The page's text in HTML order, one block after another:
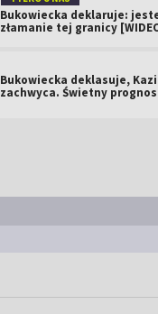
Bukowiecka deklaruje:
złamanie tej granicy
Bukowiecka deklasuje,
zachwyca. Świetny